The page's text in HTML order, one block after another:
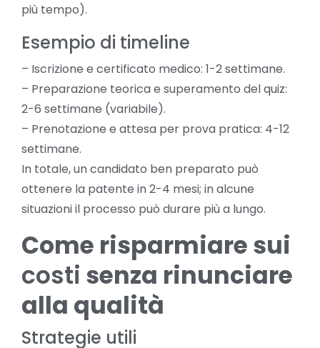
più tempo).
Esempio di timeline
– Iscrizione e certificato medico: 1-2 settimane.
– Preparazione teorica e superamento del quiz:
2-6 settimane (variabile).
– Prenotazione e attesa per prova pratica: 4-12
settimane.
In totale, un candidato ben preparato può
ottenere la patente in 2-4 mesi; in alcune
situazioni il processo può durare più a lungo.
Come risparmiare sui
costi senza rinunciare
alla qualità
Strategie utili